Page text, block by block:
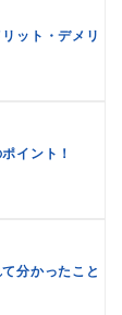
ット・デメリ
イント！
分かったこと